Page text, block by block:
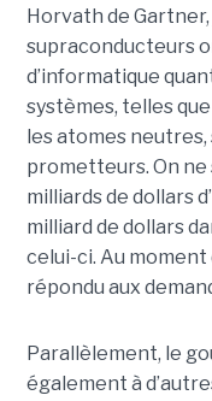
Horvath de Gartner,
supraconducteurs
d’informatique
systèmes, telles
les atomes
prometteurs. On ne
milliards de dollars
milliard de dollars
celui-ci. Au moment
répondu aux
Parallèlement, le
également à